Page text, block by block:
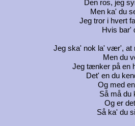
Den ros, jeg
Men ka' du
Jeg tror i hvert
Hvis bar'
Jeg ska' nok la' vær', at
Men du
Jeg tænker på en
Det' en du
Og med
Så må du
Og er
Så ka' du